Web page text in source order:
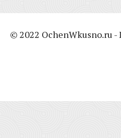
© 2022 OchenWkusno.ru